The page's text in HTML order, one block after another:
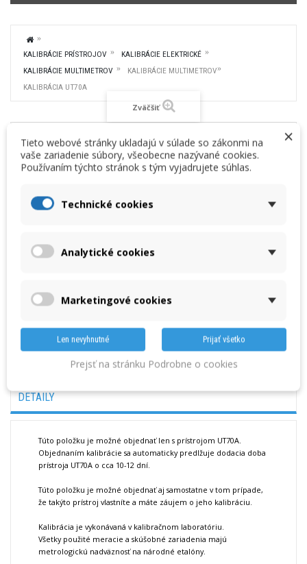
KALIBRÁCIE PRÍSTROJOV
KALIBRÁCIE ELEKTRICKÉ
KALIBRÁCIE MULTIMETROV
KALIBRÁCIE MULTIMETROV
KALIBRÁCIA UT70A
Zväčšiť
KALIBRÁCIA UT70A
Vaša cena:
60,89 € s DPH
« Predchádzajúci produkt Nasledujúci produkt »
DETAILY
Túto položku je možné objednať len s prístrojom UT70A.
Objednaním kalibrácie sa automaticky predlžuje dodacia doba
prístroja UT70A o cca 10-12 dní.
Túto položku je možné objednať aj samostatne v tom prípade,
že takýto prístroj vlastníte a máte záujem o jeho kalibráciu.
Kalibrácia je vykonávaná v kalibračnom laboratóriu.
Všetky použité meracie a skúšobné zariadenia majú
metrologickú nadväznosť na národné etalóny.
×
Tieto webové stránky ukladajú v súlade so zákonmi na
vaše zariadenie súbory, všeobecne nazývané cookies.
Používaním týchto stránok s tým vyjadrujete súhlas.
Technické cookies
Analytické cookies
Marketingové cookies
Len nevyhnutné Prijať všetko
Prejsť na stránku Podrobne o cookies